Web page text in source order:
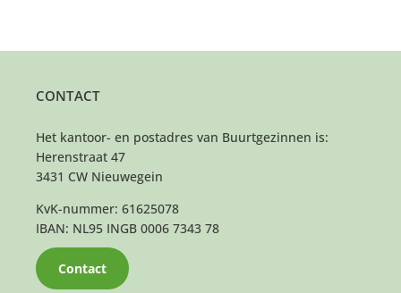
CONTACT
Het kantoor- en postadres van Buurtgezinnen is:
Herenstraat 47
3431 CW Nieuwegein
KvK-nummer: 61625078
IBAN: NL95 INGB 0006 7343 78
Contact